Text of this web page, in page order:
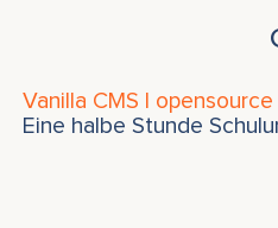
Vanilla CMS |
Eine halbe Stunde